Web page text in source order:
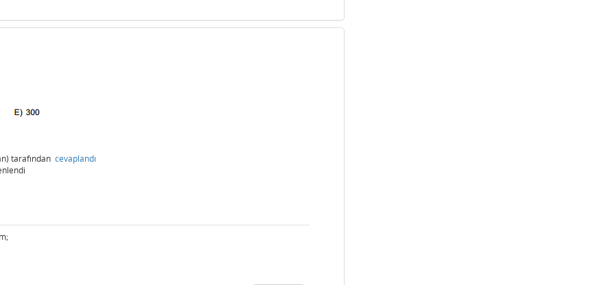
tarafından cevaplandı